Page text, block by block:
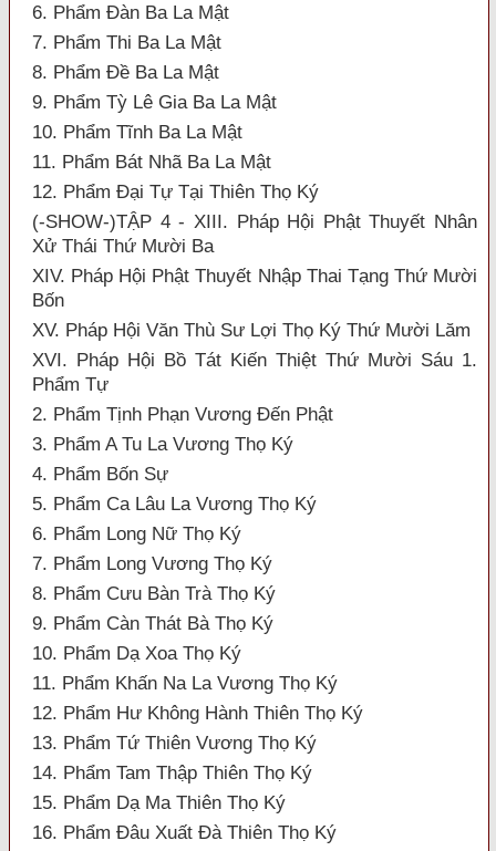
6. Phẩm Đàn Ba La Mật
7. Phẩm Thi Ba La Mật
8. Phẩm Đề Ba La Mật
9. Phẩm Tỳ Lê Gia Ba La Mật
10. Phẩm Tĩnh Ba La Mật
11. Phẩm Bát Nhã Ba La Mật
12. Phẩm Đại Tự Tại Thiên Thọ Ký
(-SHOW-)TẬP 4 - XIII. Pháp Hội Phật Thuyết Nhân
Xử Thái Thứ Mười Ba
XIV. Pháp Hội Phật Thuyết Nhập Thai Tạng Thứ Mười
Bốn
XV. Pháp Hội Văn Thù Sư Lợi Thọ Ký Thứ Mười Lăm
XVI. Pháp Hội Bồ Tát Kiến Thiệt Thứ Mười Sáu 1.
Phẩm Tự
2. Phẩm Tịnh Phạn Vương Đến Phật
3. Phẩm A Tu La Vương Thọ Ký
4. Phẩm Bốn Sự
5. Phẩm Ca Lâu La Vương Thọ Ký
6. Phẩm Long Nữ Thọ Ký
7. Phẩm Long Vương Thọ Ký
8. Phẩm Cưu Bàn Trà Thọ Ký
9. Phẩm Càn Thát Bà Thọ Ký
10. Phẩm Dạ Xoa Thọ Ký
11. Phẩm Khấn Na La Vương Thọ Ký
12. Phẩm Hư Không Hành Thiên Thọ Ký
13. Phẩm Tứ Thiên Vương Thọ Ký
14. Phẩm Tam Thập Thiên Thọ Ký
15. Phẩm Dạ Ma Thiên Thọ Ký
16. Phẩm Đâu Xuất Đà Thiên Thọ Ký